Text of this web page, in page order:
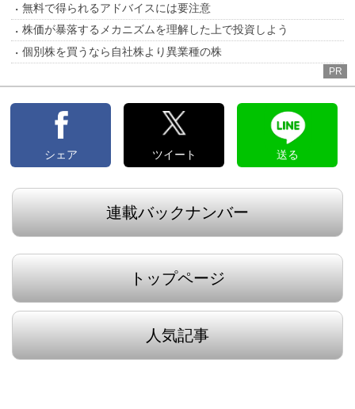
無料で得られるアドバイスには要注意
株価が暴落するメカニズムを理解した上で投資しよう
個別株を買うなら自社株より異業種の株
PR
シェア ツイート 送る
連載バックナンバー
トップページ
人気記事